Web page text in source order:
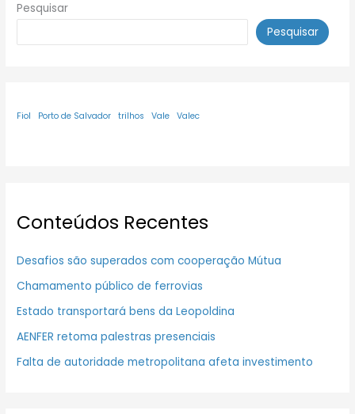
Pesquisar
Pesquisar
Fiol Porto de Salvador trilhos Vale Valec
Conteúdos Recentes
Desafios são superados com cooperação Mútua
Chamamento público de ferrovias
Estado transportará bens da Leopoldina
AENFER retoma palestras presenciais
Falta de autoridade metropolitana afeta investimento